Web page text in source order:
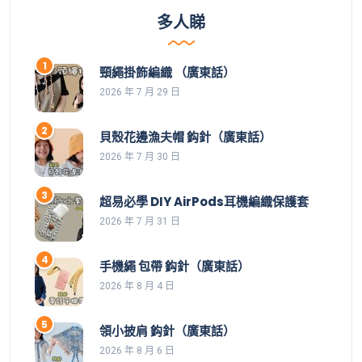
多人睇
頸繩掛飾編織 （廣東話）
2026 年 7 月 29 日
貝殼花邊漁夫帽 鈎針（廣東話）
2026 年 7 月 30 日
超易必學 DIY AirPods耳機編織保護套
2026 年 7 月 31 日
手機繩 包帶 鈎針（廣東話）
2026 年 8 月 4 日
領小披肩 鈎針（廣東話）
2026 年 8 月 6 日